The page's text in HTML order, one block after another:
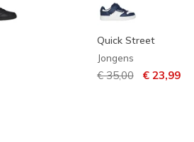
Quick Street
Jongens
Prijs verlaagd van
€ 35,00naar
€ 23,99